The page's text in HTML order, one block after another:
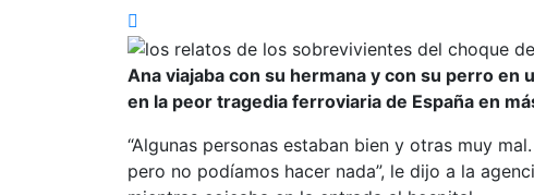
Ana viajaba con su hermana y con su perro
en la peor tragedia ferroviaria de España en
“Algunas personas estaban bien y otras muy
pero no podíamos hacer nada”, le dijo a la